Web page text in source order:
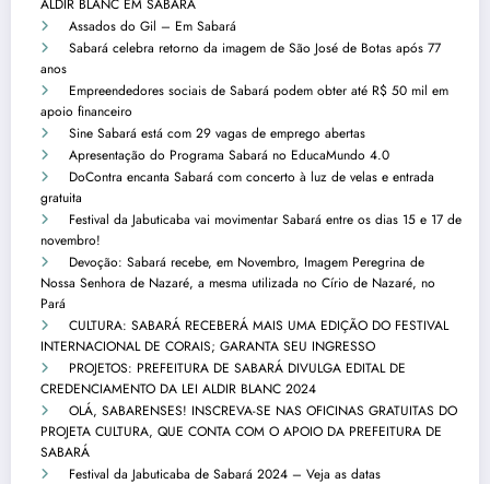
ALDIR BLANC EM SABARÁ
Assados do Gil – Em Sabará
Sabará celebra retorno da imagem de São José de Botas após 77
anos
Empreendedores sociais de Sabará podem obter até R$ 50 mil em
apoio financeiro
Sine Sabará está com 29 vagas de emprego abertas
Apresentação do Programa Sabará no EducaMundo 4.0
DoContra encanta Sabará com concerto à luz de velas e entrada
gratuita
Festival da Jabuticaba vai movimentar Sabará entre os dias 15 e 17 de
novembro!
Devoção: Sabará recebe, em Novembro, Imagem Peregrina de
Nossa Senhora de Nazaré, a mesma utilizada no Círio de Nazaré, no
Pará
CULTURA: SABARÁ RECEBERÁ MAIS UMA EDIÇÃO DO FESTIVAL
INTERNACIONAL DE CORAIS; GARANTA SEU INGRESSO
PROJETOS: PREFEITURA DE SABARÁ DIVULGA EDITAL DE
CREDENCIAMENTO DA LEI ALDIR BLANC 2024
OLÁ, SABARENSES! INSCREVA-SE NAS OFICINAS GRATUITAS DO
PROJETA CULTURA, QUE CONTA COM O APOIO DA PREFEITURA DE
SABARÁ
Festival da Jabuticaba de Sabará 2024 – Veja as datas